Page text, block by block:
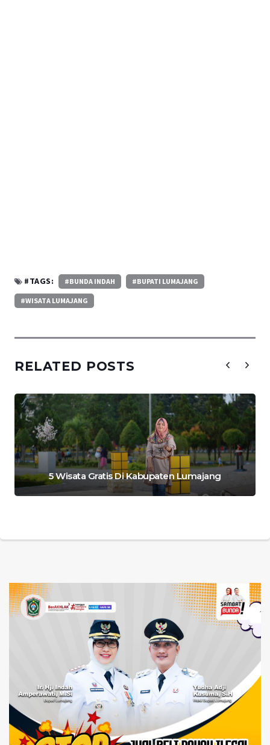
#TAGS: #BUNDA INDAH #BUPATI LUMAJANG
#WISATA LUMAJANG
RELATED POSTS
5 Wisata Gratis Di Kabupaten Lumajang